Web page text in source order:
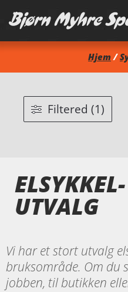
Hjem/
Filtered (1)
UTVALG
Vi har et stort utvalg
bruksområde. Om du
jobben, til butikken